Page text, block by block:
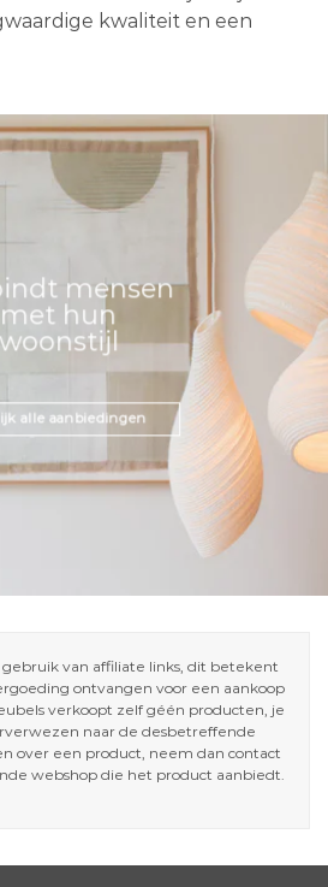
kwaliteit en een
mensen
met hun
woonstijl
alle aanbiedingen
van affiliate links, dit betekent
ontvangen voor een aankoop
verkoopt zelf géén producten, je
naar de desbetreffende
over een product, neem dan contact
webshop die het product aanbiedt.